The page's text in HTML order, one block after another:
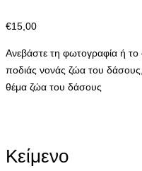
€15,00
Ανεβάστε τη φωτογραφία ή το
ποδιάς νονάς ζώα του
θέμα ζώα του δάσους
Κείμενο